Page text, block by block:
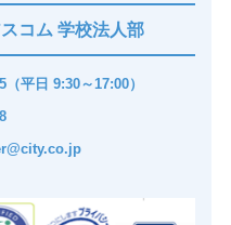
コム 学校法人部
平日 9:30～17:00）